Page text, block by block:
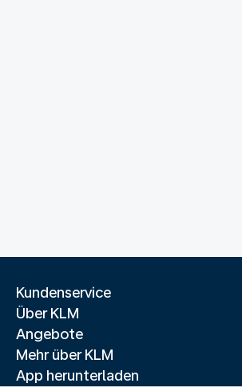
Kundenservice
Über KLM
Angebote
Mehr über KLM
App herunterladen